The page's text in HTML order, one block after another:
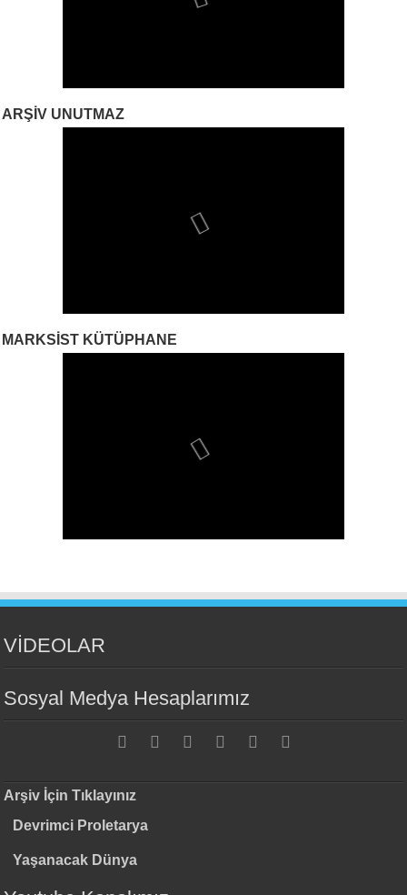
ARŞIV UNUTMAZ
MARKSIST KÜTÜPHANE
VİDEOLAR
Sosyal Medya Hesaplarımız
Arşiv İçin Tıklayınız
Devrimci Proletarya
Yaşanacak Dünya